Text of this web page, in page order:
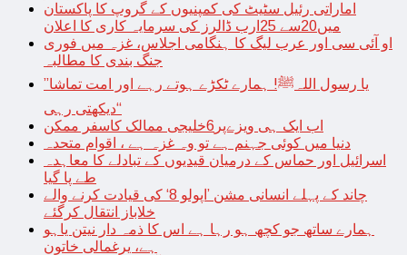
اماراتی رئیل سٹیٹ کی کمپنیوں کے گروپ کا پاکستان
میں20سے 25ارب ڈالرز کی سرمایہ کاری کا اعلان
او آئی سی اور عرب لیگ کا ہنگامی اجلاس، غزہ میں فوری
جنگ بندی کا مطالبہ
’’یا رسول اللہﷺ! ہمارے ٹکڑے ہوتے رہے اور امت تماشا
دیکھتی رہی‘‘
اب ایک ہی ویزےپر6خلیجی ممالک کاسفر ممکن
دنیا میں کوئی جہنم ہے تو وہ غزہ ہے ، اقوام متحدہ
اسرائیل اور حماس کے درمیان قیدیوں کے تبادلے کا معاہدہ
طے پا گیا
چاند کے پہلے انسانی مشن ’اپولو 8‘ کی قیادت کرنے والے
خلاباز انتقال کرگئے
ہمارے ساتھ جو کچھ ہو رہا ہے اس کا ذمہ دار نیتن یاہو
ہے، یرغمالی خاتون